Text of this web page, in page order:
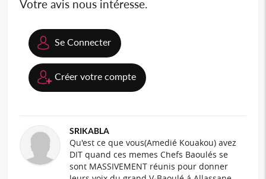
Votre avis nous intéresse.
Se Connecter
Créer votre compte
SRIKABLA
Qu'est ce que vous(Amedié Kouakou) avez
DIT quand ces memes Chefs Baoulés se
sont MASSIVEMENT réunis pour donner